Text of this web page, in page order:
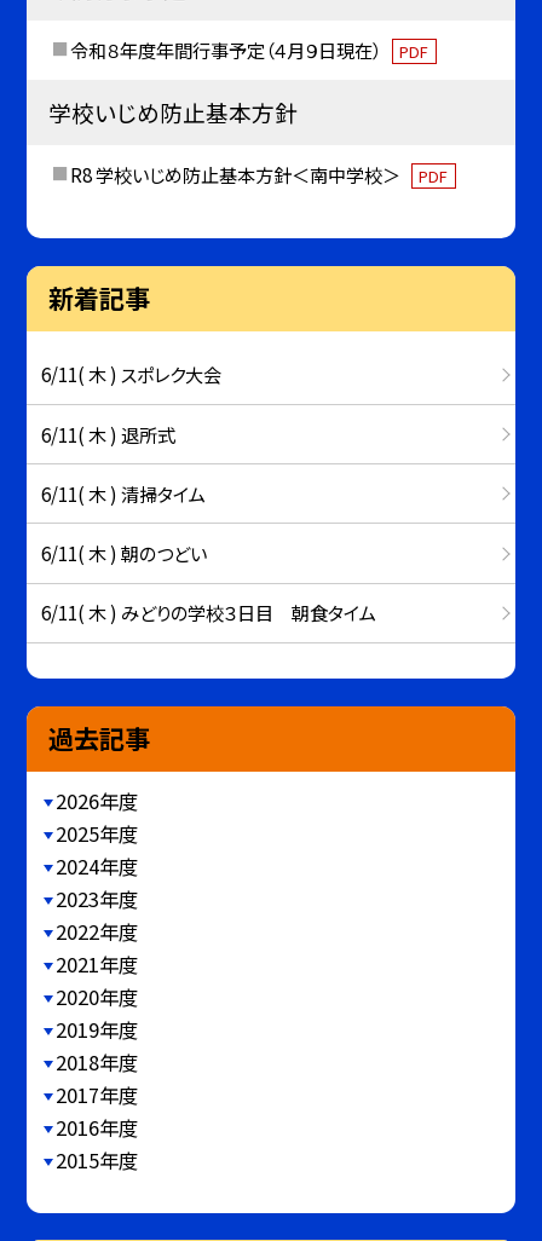
令和８年度年間行事予定（４月９日現在） PDF
学校いじめ防止基本方針
R8 学校いじめ防止基本方針＜南中学校＞ PDF
新着記事
6/11( 木 ) スポレク大会
6/11( 木 ) 退所式
6/11( 木 ) 清掃タイム
6/11( 木 ) 朝のつどい
6/11( 木 ) みどりの学校３日目 朝食タイム
過去記事
2026年度
2025年度
2024年度
2023年度
2022年度
2021年度
2020年度
2019年度
2018年度
2017年度
2016年度
2015年度